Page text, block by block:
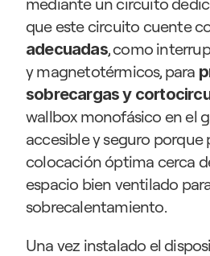
que este circuito cuente
adecuadas, como
y magnetotérmicos, para
sobrecargas y
wallbox monofásico en el
accesible y seguro porque
colocación óptima cerca
espacio bien ventilado
sobrecalentamiento.
Una vez instalado el